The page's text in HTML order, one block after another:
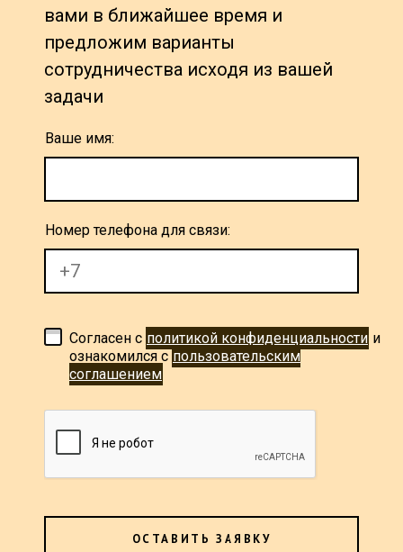
вами в ближайшее время и
предложим варианты
сотрудничества исходя из вашей
задачи
Ваше имя:
Номер телефона для связи:
Согласен с политикой конфиденциальности и
ознакомился с пользовательским
соглашением
ОСТАВИТЬ ЗАЯВКУ